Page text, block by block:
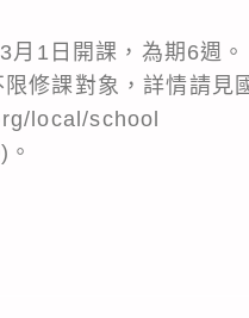
1日開課，為期6週。
修課對象，詳情請見
local/school